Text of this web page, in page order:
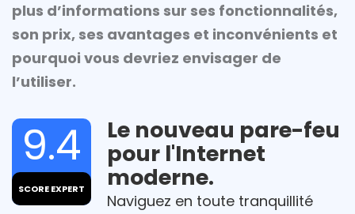
plus d’informations sur ses fonctionnalités,
son prix, ses avantages et inconvénients et
pourquoi vous devriez envisager de
l’utiliser.
9.4
SCORE EXPERT
Le nouveau pare-feu
pour l'Internet
moderne.
Naviguez en toute tranquillité